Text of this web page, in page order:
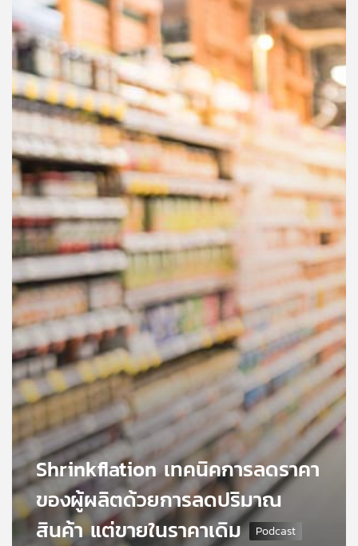
เพล
ย์
ลิ
สต์
ของ
คุณ
เพลง
บทความ
ข่าว
และ
กิจกรรม
เกี่ยว
กับ
เรา
เครือ
ข่าย
วิทยุ
ไทย
Shrinkflation เทคนิคการลดราคา
ของผู้ผลิตด้วยการลดปริมาณ
สินค้า แต่ขายในราคาเดิม